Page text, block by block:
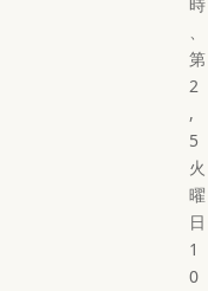
時
、
第
2
,
5
火
曜
日
1
0